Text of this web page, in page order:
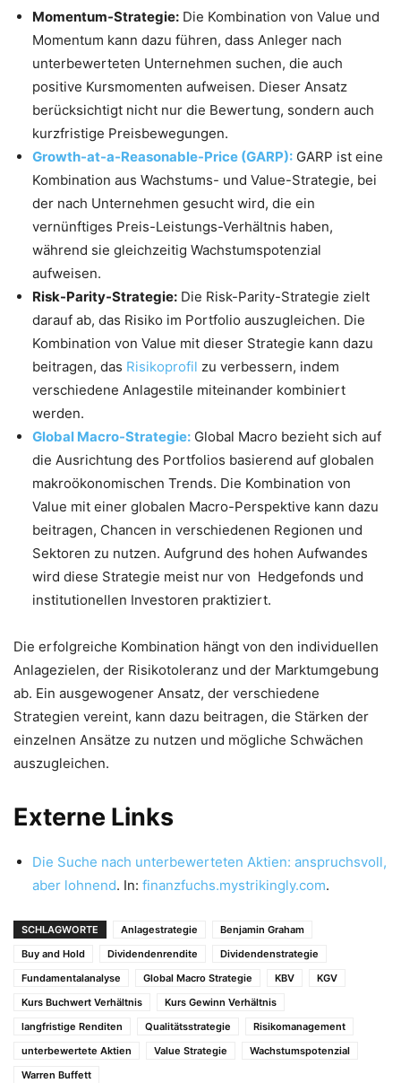
Momentum-Strategie: Die Kombination von Value und
Momentum kann dazu führen, dass Anleger nach
unterbewerteten Unternehmen suchen, die auch
positive Kursmomenten aufweisen. Dieser Ansatz
berücksichtigt nicht nur die Bewertung, sondern auch
kurzfristige Preisbewegungen.
Growth-at-a-Reasonable-Price (GARP): GARP ist eine
Kombination aus Wachstums- und Value-Strategie, bei
der nach Unternehmen gesucht wird, die ein
vernünftiges Preis-Leistungs-Verhältnis haben,
während sie gleichzeitig Wachstumspotenzial
aufweisen.
Risk-Parity-Strategie: Die Risk-Parity-Strategie zielt
darauf ab, das Risiko im Portfolio auszugleichen. Die
Kombination von Value mit dieser Strategie kann dazu
beitragen, das Risikoprofil zu verbessern, indem
verschiedene Anlagestile miteinander kombiniert
werden.
Global Macro-Strategie: Global Macro bezieht sich auf
die Ausrichtung des Portfolios basierend auf globalen
makroökonomischen Trends. Die Kombination von
Value mit einer globalen Macro-Perspektive kann dazu
beitragen, Chancen in verschiedenen Regionen und
Sektoren zu nutzen. Aufgrund des hohen Aufwandes
wird diese Strategie meist nur von Hedgefonds und
institutionellen Investoren praktiziert.
Die erfolgreiche Kombination hängt von den individuellen
Anlagezielen, der Risikotoleranz und der Marktumgebung
ab. Ein ausgewogener Ansatz, der verschiedene
Strategien vereint, kann dazu beitragen, die Stärken der
einzelnen Ansätze zu nutzen und mögliche Schwächen
auszugleichen.
Externe Links
Die Suche nach unterbewerteten Aktien: anspruchsvoll,
aber lohnend. In: finanzfuchs.mystrikingly.com.
SCHLAGWORTE Anlagestrategie
Benjamin Graham
Buy and Hold
Dividendenrendite
Dividendenstrategie
Fundamentalanalyse
Global Macro Strategie KBV
KGV
Kurs Buchwert Verhältnis
Kurs Gewinn Verhältnis
langfristige Renditen
Qualitätsstrategie
Risikomanagement
unterbewertete Aktien
Value Strategie
Wachstumspotenzial
Warren Buffett